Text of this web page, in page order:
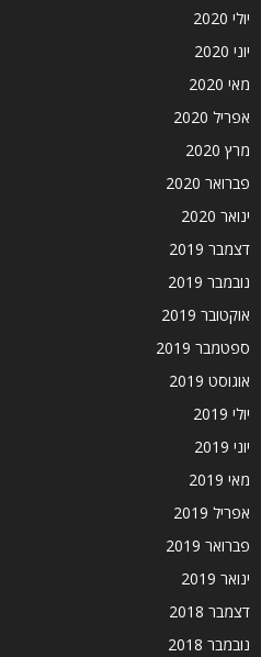
יולי 2020
יוני 2020
מאי 2020
אפריל 2020
מרץ 2020
פברואר 2020
ינואר 2020
דצמבר 2019
נובמבר 2019
אוקטובר 2019
ספטמבר 2019
אוגוסט 2019
יולי 2019
יוני 2019
מאי 2019
אפריל 2019
פברואר 2019
ינואר 2019
דצמבר 2018
נובמבר 2018